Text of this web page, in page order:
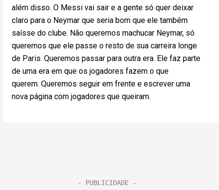
além disso. O Messi vai sair e a gente só quer deixar
claro para o Neymar que seria bom que ele também
saísse do clube. Não queremos machucar Neymar, só
queremos que ele passe o resto de sua carreira longe
de Paris. Queremos passar para outra era. Ele faz parte
de uma era em que os jogadores fazem o que
querem. Queremos seguir em frente e escrever uma
nova página com jogadores que queiram.